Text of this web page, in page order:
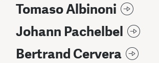
Tomaso Albinoni
Johann Pachelbel
Bertrand Cervera